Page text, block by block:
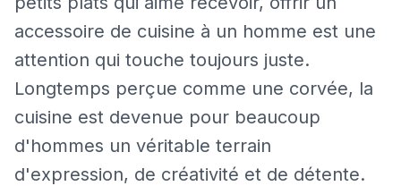
accessoire de cuisine à un homme est une
attention qui touche toujours juste.
Longtemps perçue comme une corvée, la
cuisine est devenue pour beaucoup
d'hommes un véritable terrain
d'expression, de créativité et de détente.